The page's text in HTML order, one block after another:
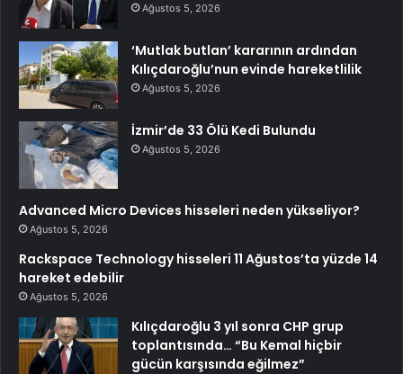
Ağustos 5, 2026
‘Mutlak butlan’ kararının ardından
Kılıçdaroğlu’nun evinde hareketlilik
Ağustos 5, 2026
İzmir’de 33 Ölü Kedi Bulundu
Ağustos 5, 2026
Advanced Micro Devices hisseleri neden yükseliyor?
Ağustos 5, 2026
Rackspace Technology hisseleri 11 Ağustos’ta yüzde 14
hareket edebilir
Ağustos 5, 2026
Kılıçdaroğlu 3 yıl sonra CHP grup
toplantısında… “Bu Kemal hiçbir
gücün karşısında eğilmez”